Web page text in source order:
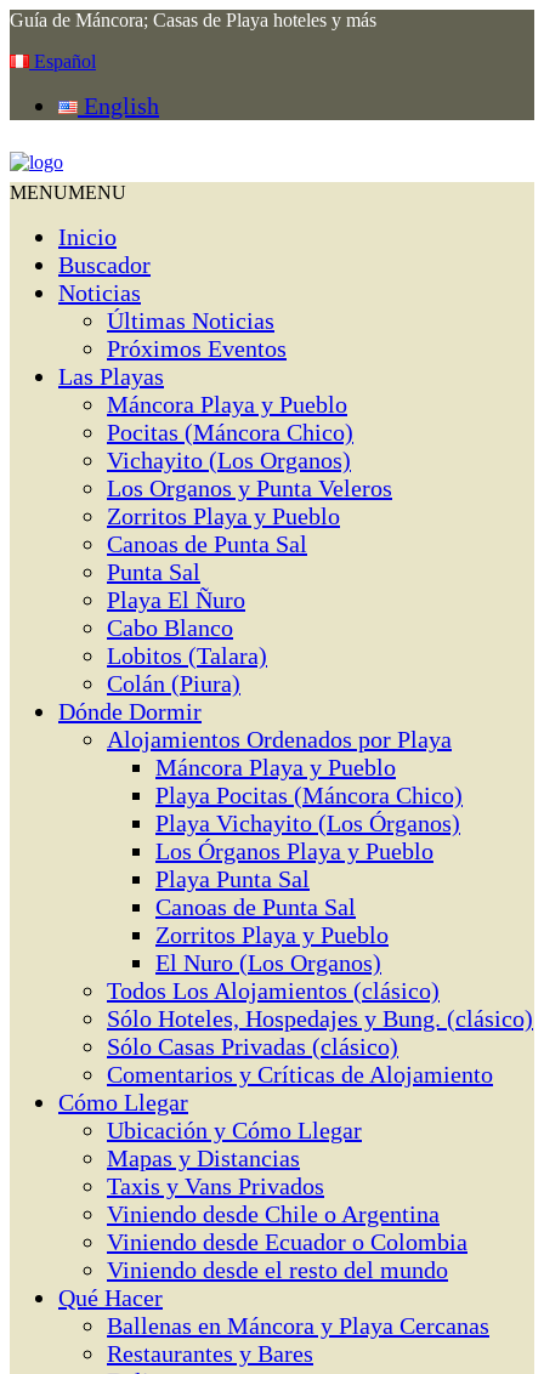
Guía de Máncora; Casas de Playa hoteles y más
Español
English
MENUMENU
Inicio
Buscador
Noticias
Últimas Noticias
Próximos Eventos
Las Playas
Máncora Playa y Pueblo
Pocitas (Máncora Chico)
Vichayito (Los Organos)
Los Organos y Punta Veleros
Zorritos Playa y Pueblo
Canoas de Punta Sal
Punta Sal
Playa El Ñuro
Cabo Blanco
Lobitos (Talara)
Colán (Piura)
Dónde Dormir
Alojamientos Ordenados por Playa
Máncora Playa y Pueblo
Playa Pocitas (Máncora Chico)
Playa Vichayito (Los Órganos)
Los Órganos Playa y Pueblo
Playa Punta Sal
Canoas de Punta Sal
Zorritos Playa y Pueblo
El Nuro (Los Organos)
Todos Los Alojamientos (clásico)
Sólo Hoteles, Hospedajes y Bung. (clásico)
Sólo Casas Privadas (clásico)
Comentarios y Críticas de Alojamiento
Cómo Llegar
Ubicación y Cómo Llegar
Mapas y Distancias
Taxis y Vans Privados
Viniendo desde Chile o Argentina
Viniendo desde Ecuador o Colombia
Viniendo desde el resto del mundo
Qué Hacer
Ballenas en Máncora y Playa Cercanas
Restaurantes y Bares